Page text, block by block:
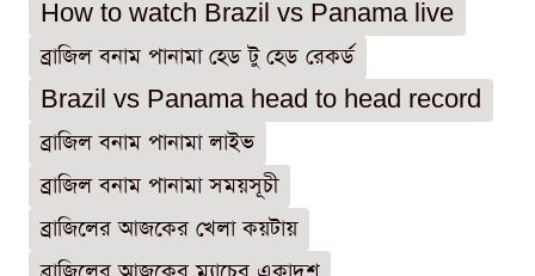
How to watch Brazil vs Panama live
ব্রাজিল বনাম পানামা হেড টু হেড রেকর্ড
Brazil vs Panama head to head record
ব্রাজিল বনাম পানামা লাইভ
ব্রাজিল বনাম পানামা সময়সূচী
ব্রাজিলের আজকের খেলা কয়টায়